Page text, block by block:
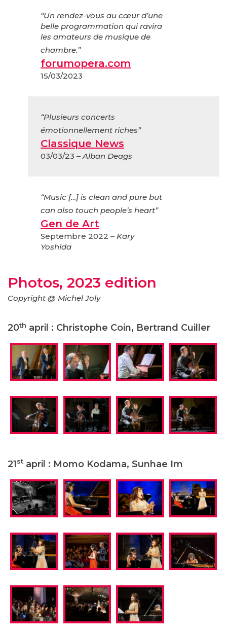
“Un rendez-vous au cœur d’une
belle programmation qui ravira
les amateurs de musique de
chambre.”
forumopera.com
15/03/2023
“Plusieurs concerts
émotionnellement riches”
Classique News
03/03/23 –Alban Deags
“Music […] is clean and pure but
can also touch people’s heart”
Gen de Art
Septembre 2022 – Kary
Yoshida
Photos, 2023 edition
Copyright @ Michel Joly
20th april : Christophe Coin, Bertrand Cuiller
21st april : Momo Kodama, Sunhae Im